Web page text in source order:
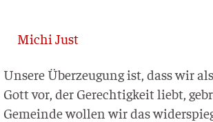
Michi Just
Unse­re Über­zeu­gung ist, dass wir
Gott vor, der Gerech­tig­keit liebt,
Gemein­de wol­len wir das